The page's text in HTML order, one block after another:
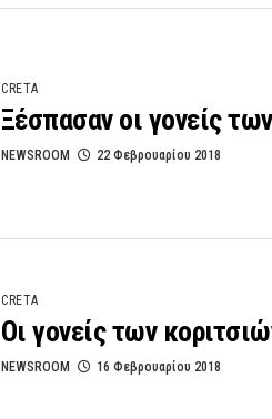
CRETA
Ξέσπασαν οι γονείς
NEWSROOM 22 Φεβρουαρίου 2018
CRETA
Οι γονείς των
NEWSROOM 16 Φεβρουαρίου 2018